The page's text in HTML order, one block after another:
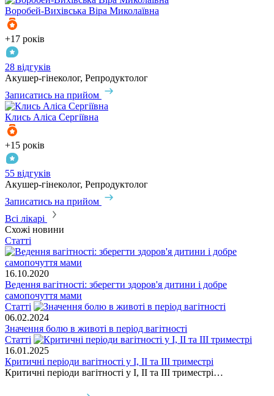
Воробей-Вихівська Віра Миколаївна
+17 років
28 відгуків
Акушер-гінеколог, Репродуктолог
Записатись на прийом
Клись Аліса Сергіївна
+15 років
55 відгуків
Акушер-гінеколог, Репродуктолог
Записатись на прийом
Всі лікарі
Схожі новини
Статті
16.10.2020
Ведення вагітності: зберегти здоров'я дитини і добре
самопочуття мами
Статті
06.02.2024
Значення болю в животі в період вагітності
Статті
16.01.2025
Критичні періоди вагітності у І, ІІ та ІІІ триместрі
Критичні періоди вагітності у І, ІІ та ІІІ триместрі…